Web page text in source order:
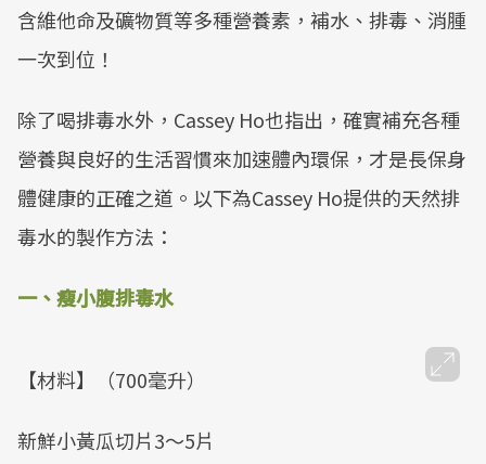
含維他命及礦物質等多種營養素，補水、排毒、消腫
一次到位！
除了喝排毒水外，Cassey Ho也指出，確實補充各種
營養與良好的生活習慣來加速體內環保，才是長保身
體健康的正確之道。以下為Cassey Ho提供的天然排
毒水的製作方法：
一、瘦小腹排毒水
【材料】（700毫升）
新鮮小黃瓜切片3～5片